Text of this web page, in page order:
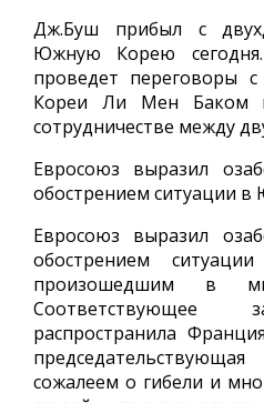
Дж.Буш прибыл с
Южную Корею
проведет переговоры
Кореи Ли Мен Баком
сотрудничестве между
Евросоюз выразил
обострением ситуации
Евросоюз выразил
обострением
произошедшим в
Соответствующее
распространила
сожалеем о гибели и